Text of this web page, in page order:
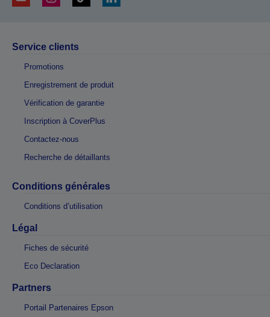
Service clients
Promotions
Enregistrement de produit
Vérification de garantie
Inscription à CoverPlus
Contactez-nous
Recherche de détaillants
Conditions générales
Conditions d’utilisation
Légal
Fiches de sécurité
Eco Declaration
Partners
Portail Partenaires Epson